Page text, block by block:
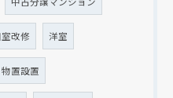
改修 洋室
物置設置